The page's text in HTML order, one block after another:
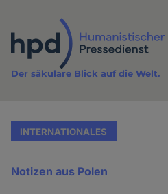
Inhalt
Der säkulare Blick auf die Welt.
INTERNATIONALES
Notizen aus Polen